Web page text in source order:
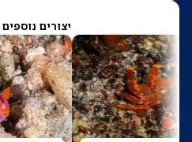
יצורים